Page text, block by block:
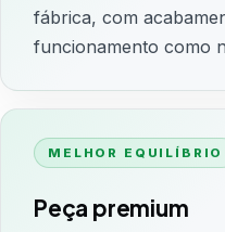
fábrica, com
funcionamento como
MELHOR EQUILÍBRIO
Peça premium